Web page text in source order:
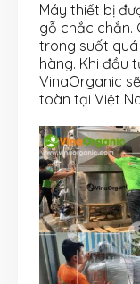
Máy thiết bị
gỗ chắc chắn.
trong suốt
hàng. Khi đầu
VinaOrganic
toàn tại Việt